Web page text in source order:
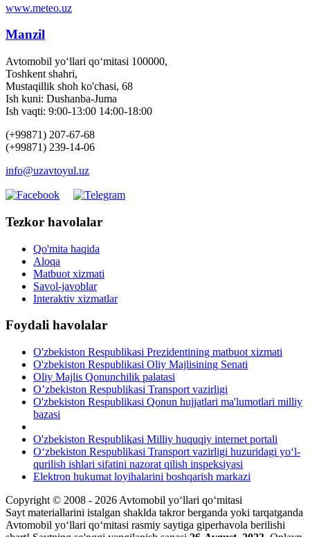
www.meteo.uz
Manzil
Avtomobil yo‘llari qo‘mitasi 100000,
Toshkent shahri,
Mustaqillik shoh ko'chasi, 68
Ish kuni: Dushanba-Juma
Ish vaqti: 9:00-13:00 14:00-18:00
(+99871) 207-67-68
(+99871) 239-14-06
info@uzavtoyul.uz
Tezkor havolalar
Qo'mita haqida
Aloqa
Matbuot xizmati
Savol-javoblar
Interaktiv xizmatlar
Foydali havolalar
O'zbekiston Respublikasi Prezidentining matbuot xizmati
O'zbekiston Respublikasi Oliy Majlisining Senati
Oliy Majlis Qonunchilik palatasi
O’zbekiston Respublikasi Transport vazirligi
O'zbekiston Respublikasi Qonun hujjatlari ma'lumotlari milliy
bazasi
O'zbekiston Respublikasi Milliy huquqiy internet portali
O‘zbekiston Respublikasi Transport vazirligi huzuridagi yo‘l-
qurilish ishlari sifatini nazorat qilish inspeksiyasi
Elektron hukumat loyihalarini boshqarish markazi
Copyright © 2008 - 2026 Avtomobil yo‘llari qo‘mitasi
Sayt materiallarini istalgan shaklda takror berganda yoki tarqatganda
Avtomobil yo‘llari qo‘mitasi rasmiy saytiga giperhavola berilishi